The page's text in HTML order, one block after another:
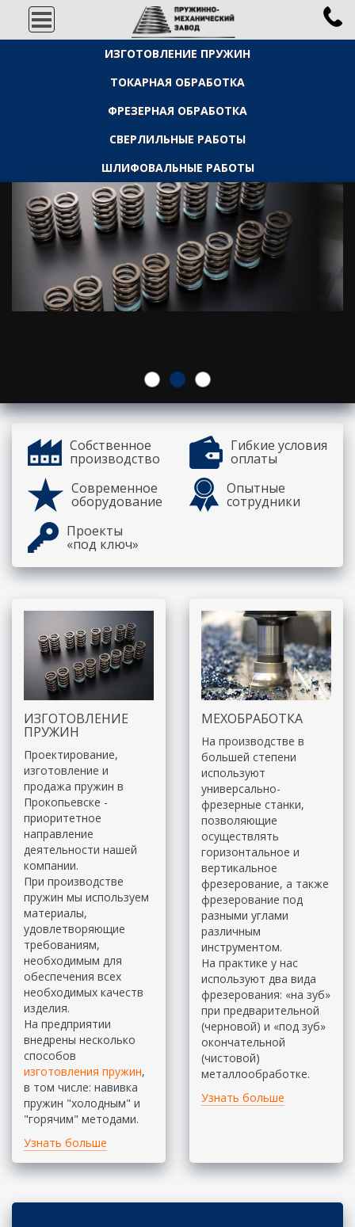
ИЗГОТОВЛЕНИЕ ПРУЖИН
ТОКАРНАЯ ОБРАБОТКА
ФРЕЗЕРНАЯ ОБРАБОТКА
СВЕРЛИЛЬНЫЕ РАБОТЫ
ШЛИФОВАЛЬНЫЕ РАБОТЫ
Собственное
производство
Гибкие условия
оплаты
Современное
оборудование
Опытные
сотрудники
Проекты
«под ключ»
ИЗГОТОВЛЕНИЕ
ПРУЖИН
Проектирование,
изготовление и
продажа пружин в
Прокопьевске -
приоритетное
направление
деятельности нашей
компании.
При производстве
пружин мы используем
материалы,
удовлетворяющие
требованиям,
необходимым для
обеспечения всех
необходимых качеств
изделия.
На предприятии
внедрены несколько
способов
изготовления пружин,
в том числе: навивка
пружин "холодным" и
"горячим" методами.
Узнать больше
МЕХОБРАБОТКА
На производстве в
большей степени
используют
универсально-
фрезерные станки,
позволяющие
осуществлять
горизонтальное и
вертикальное
фрезерование, а также
фрезерование под
разными углами
различным
инструментом.
На практике у нас
используют два вида
фрезерования: «на зуб»
при предварительной
(черновой) и «под зуб»
окончательной
(чистовой)
металлообработке.
Узнать больше